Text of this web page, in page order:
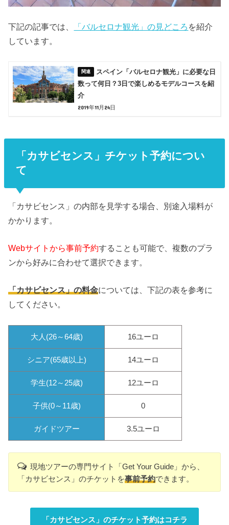
下記の記事では、 「バルセロナ観光」の見どころ を紹介
しています。
スペイン「バルセロナ観光」に必要な日
数って何日？3日で楽しめるモデルコースを紹
介
2019年11月24日
「カサビセンス」チケット予約につい
て
「カサビセンス」の内部を見学する場合、別途入場料が
かかります。
Webサイトから事前予約することも可能で、複数のプラ
ンから好みに合わせて選択できます。
「カサビセンス」の料金については、下記の表を参考に
してください。
大人(26～64歳) 16ユーロ
シニア(65歳以上) 14ユーロ
学生(12～25歳) 12ユーロ
子供(0～11歳) 0
ガイドツアー 3.5ユーロ
現地ツアーの専門サイト「Get Your Guide」から、
「カサビセンス」のチケットを事前予約できます。
「カサビセンス」のチケット予約はコチラ